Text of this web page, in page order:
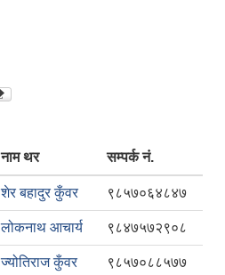
नाम थर सम्पर्क नं.
शेर बहादुर कुँवर ९८५७०६४८४७
लोकनाथ आचार्य ९८४७५७२९०८
ज्योतिराज कुँवर ९८५७०८८५७७